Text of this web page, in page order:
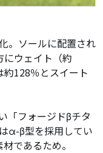
。ソールに配置され
ウェイト（約
128％とスイート
「フォージドβチタ
α-β型を採用してい
であるため。